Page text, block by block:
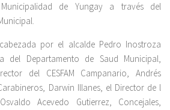
de Yungay a través del
por el alcalde Pedro Inostroza
del Departamento de Saud Municipal,
del CESFAM Campanario, Andrés
Darwin Illanes, el Director de l
Acevedo Gutierrez, Concejales,